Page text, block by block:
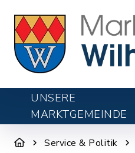
UNSERE
MARKTGEMEINDE
Service & Politik